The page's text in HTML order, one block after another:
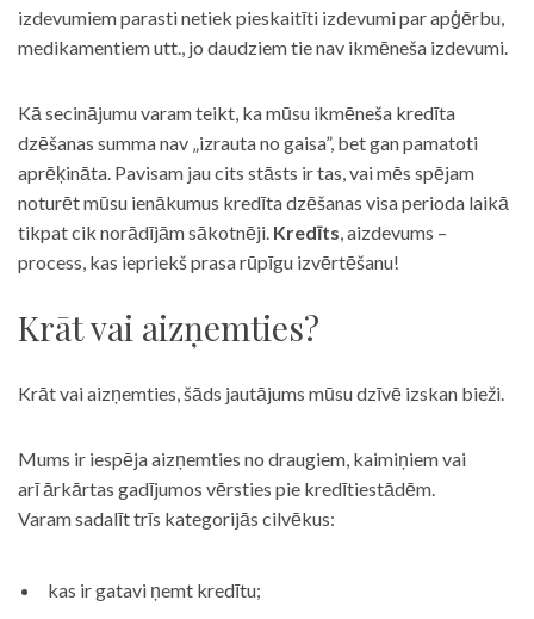
izdevumiem parasti netiek pieskaitīti izdevumi par apģērbu,
medikamentiem utt., jo daudziem tie nav ikmēneša izdevumi.
Kā secinājumu varam teikt, ka mūsu ikmēneša kredīta
dzēšanas summa nav „izrauta no gaisa”, bet gan pamatoti
aprēķināta. Pavisam jau cits stāsts ir tas, vai mēs spējam
noturēt mūsu ienākumus kredīta dzēšanas visa perioda laikā
tikpat cik norādījām sākotnēji. Kredīts, aizdevums –
process, kas iepriekš prasa rūpīgu izvērtēšanu!
Krāt vai aizņemties?
Krāt vai aizņemties, šāds jautājums mūsu dzīvē izskan bieži.
Mums ir iespēja aizņemties no draugiem, kaimiņiem vai
arī ārkārtas gadījumos vērsties pie kredītiestādēm.
Varam sadalīt trīs kategorijās cilvēkus:
kas ir gatavi ņemt kredītu;